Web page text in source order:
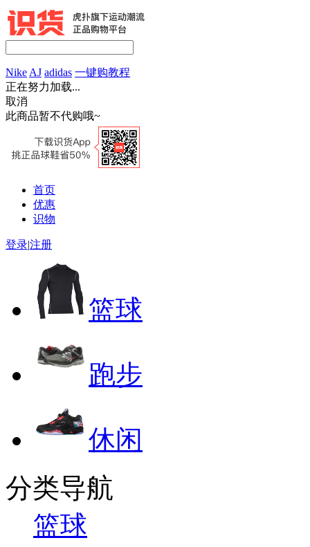
Nike AJ adidas 一键购教程
正在努力加载...
取消
此商品暂不代购哦~
首页
优惠
识物
登录|注册
篮球
跑步
休闲
分类导航
篮球